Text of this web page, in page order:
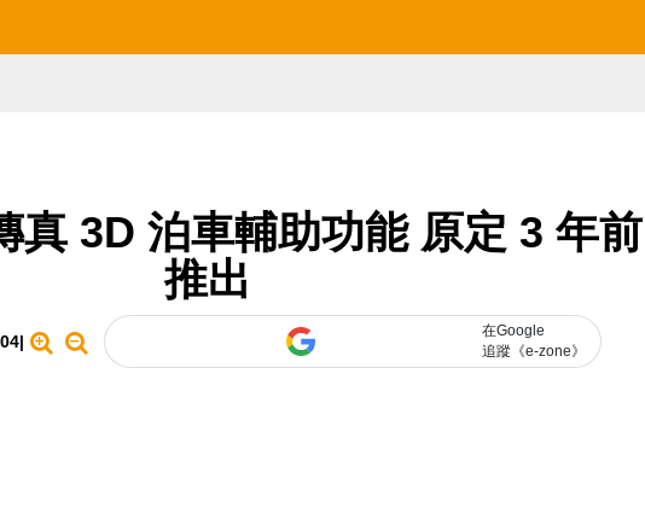
真 3D 泊車輔助功能 原定 3 年前
推出
|
在Google
追蹤《e-zone》